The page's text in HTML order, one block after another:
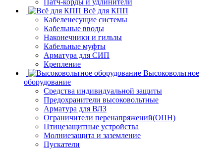
Всё для КПП
Кабеленесущие системы
Кабельные вводы
Наконечники и гильзы
Кабельные муфты
Арматура для СИП
Крепление
Высоковольтное
оборудование
Средства индивидуальной защиты
Предохранители высоковольтные
Арматура для ВЛЗ
Ограничители перенапряжений(ОПН)
Птицезащитные устройства
Молниезащита и заземление
Пускатели